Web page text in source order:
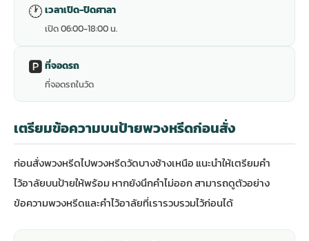
🕐 เวลาเปิด-ปิดศาลา
เปิด 06:00-18:00 น.
🅿️ ที่จอดรถ
ที่จอดรถในวัด
เตรียมข้อความบนป้ายพวงหรีดก่อนสั่ง
ก่อนสั่งพวงหรีดไปพวงหรีดวัดบางช้างเหนือ แนะนำให้เตรียมคำ
ไว้อาลัยบนป้ายให้พร้อม หากยังนึกคำไม่ออก สามารถดูตัวอย่าง
ข้อความพวงหรีดและคำไว้อาลัยที่เรารวบรวมไว้ก่อนได้